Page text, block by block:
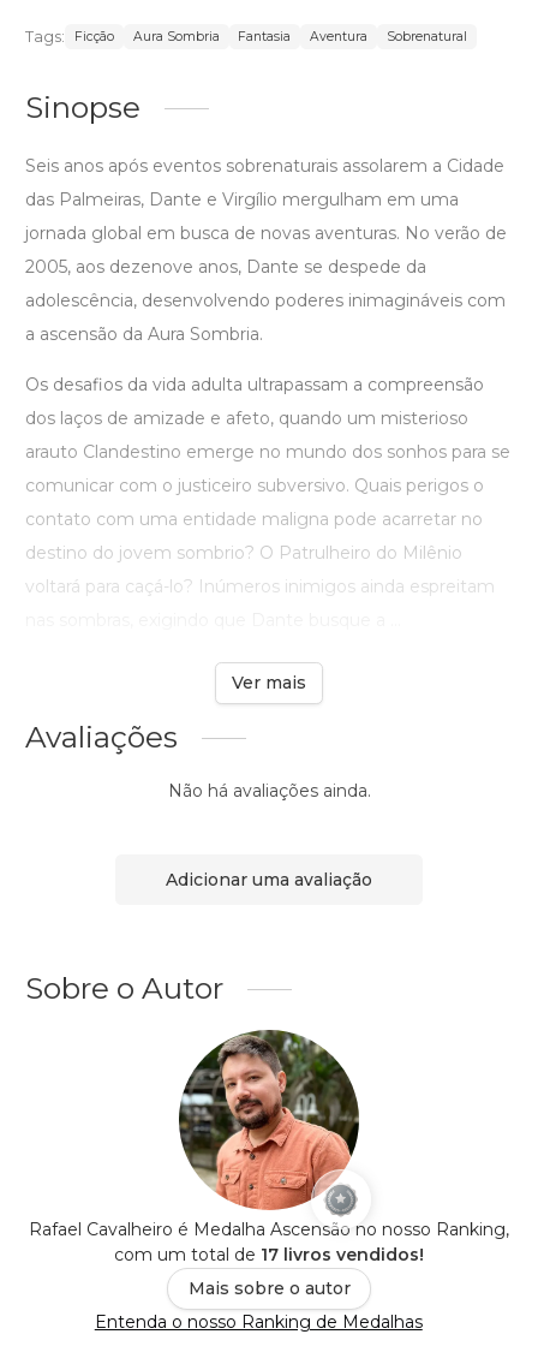
Tags: Ficção Aura Sombria Fantasia Aventura Sobrenatural
Sinopse
Seis anos após eventos sobrenaturais assolarem a Cidade
das Palmeiras, Dante e Virgílio mergulham em uma
jornada global em busca de novas aventuras. No verão de
2005, aos dezenove anos, Dante se despede da
adolescência, desenvolvendo poderes inimagináveis com
a ascensão da Aura Sombria.
Os desafios da vida adulta ultrapassam a compreensão
dos laços de amizade e afeto, quando um misterioso
arauto Clandestino emerge no mundo dos sonhos para se
comunicar com o justiceiro subversivo. Quais perigos o
contato com uma entidade maligna pode acarretar no
destino do jovem sombrio? O Patrulheiro do Milênio
voltará para caçá-lo? Inúmeros inimigos ainda espreitam
Ver mais
Avaliações
Não há avaliações ainda.
Adicionar uma avaliação
Sobre o Autor
Rafael Cavalheiro é Medalha Ascensão no nosso Ranking,
com um total de 17 livros vendidos!
Mais sobre o autor
Entenda o nosso Ranking de Medalhas